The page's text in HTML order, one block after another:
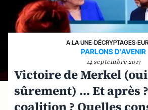
A LA UNE›DÉCRYPTAGES›
PARLONS D'AVENIR
14 septembre 2017
Victoire de Merkel
sûrement) … Et après